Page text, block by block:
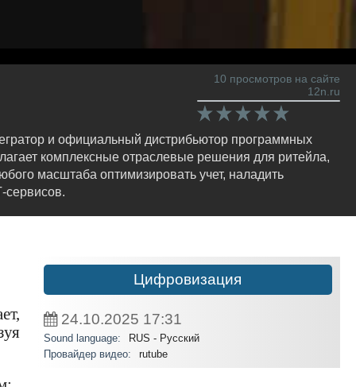
10 просмотров на сайте
12n.ru
и официальный дистрибьютор программных
комплексные отраслевые решения для ритейла,
масштаба оптимизировать учет, наладить
сервисов.
Цифровизация
24.10.2025 17:31
Sound language:
RUS - Русский
Провайдер видео:
rutube